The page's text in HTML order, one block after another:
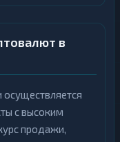
в
с высоким
продажи,